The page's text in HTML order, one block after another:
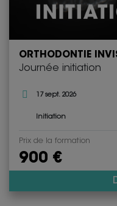
ORTHODONTIE
Journée initiation
17 sept. 2026
Initiation
Prix de la formation
900 €